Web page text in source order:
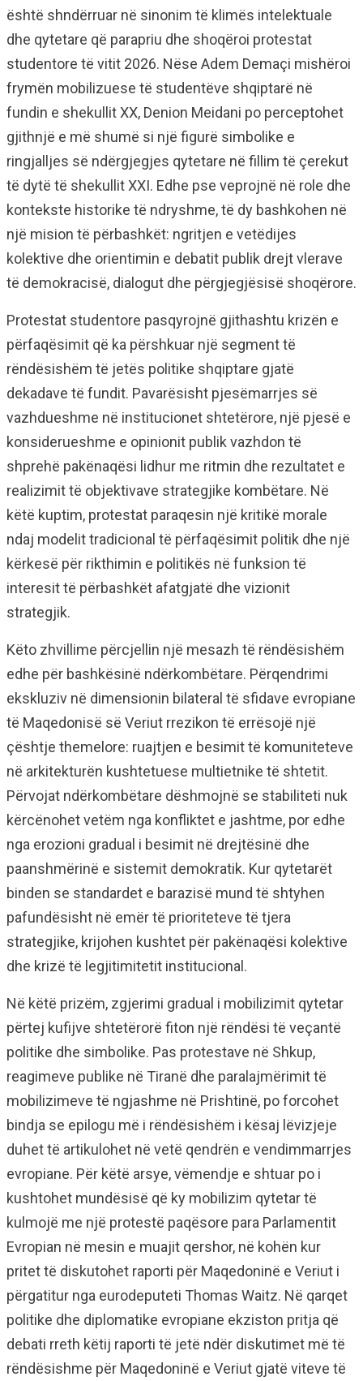
është shndërruar në sinonim të klimës intelektuale
dhe qytetare që parapriu dhe shoqëroi protestat
studentore të vitit 2026. Nëse Adem Demaçi mishëroi
frymën mobilizuese të studentëve shqiptarë në
fundin e shekullit XX, Denion Meidani po perceptohet
gjithnjë e më shumë si një figurë simbolike e
ringjalljes së ndërgjegjes qytetare në fillim të çerekut
të dytë të shekullit XXI. Edhe pse veprojnë në role dhe
kontekste historike të ndryshme, të dy bashkohen në
një mision të përbashkët: ngritjen e vetëdijes
kolektive dhe orientimin e debatit publik drejt vlerave
të demokracisë, dialogut dhe përgjegjësisë shoqërore.
Protestat studentore pasqyrojnë gjithashtu krizën e
përfaqësimit që ka përshkuar një segment të
rëndësishëm të jetës politike shqiptare gjatë
dekadave të fundit. Pavarësisht pjesëmarrjes së
vazhdueshme në institucionet shtetërore, një pjesë e
konsiderueshme e opinionit publik vazhdon të
shprehë pakënaqësi lidhur me ritmin dhe rezultatet e
realizimit të objektivave strategjike kombëtare. Në
këtë kuptim, protestat paraqesin një kritikë morale
ndaj modelit tradicional të përfaqësimit politik dhe një
kërkesë për rikthimin e politikës në funksion të
interesit të përbashkët afatgjatë dhe vizionit
strategjik.
Këto zhvillime përcjellin një mesazh të rëndësishëm
edhe për bashkësinë ndërkombëtare. Përqendrimi
ekskluziv në dimensionin bilateral të sfidave evropiane
të Maqedonisë së Veriut rrezikon të errësojë një
çështje themelore: ruajtjen e besimit të komuniteteve
në arkitekturën kushtetuese multietnike të shtetit.
Përvojat ndërkombëtare dëshmojnë se stabiliteti nuk
kërcënohet vetëm nga konfliktet e jashtme, por edhe
nga erozioni gradual i besimit në drejtësinë dhe
paanshmërinë e sistemit demokratik. Kur qytetarët
binden se standardet e barazisë mund të shtyhen
pafundësisht në emër të prioriteteve të tjera
strategjike, krijohen kushtet për pakënaqësi kolektive
dhe krizë të legjitimitetit institucional.
Në këtë prizëm, zgjerimi gradual i mobilizimit qytetar
përtej kufijve shtetërorë fiton një rëndësi të veçantë
politike dhe simbolike. Pas protestave në Shkup,
reagimeve publike në Tiranë dhe paralajmërimit të
mobilizimeve të ngjashme në Prishtinë, po forcohet
bindja se epilogu më i rëndësishëm i kësaj lëvizjeje
duhet të artikulohet në vetë qendrën e vendimmarrjes
evropiane. Për këtë arsye, vëmendje e shtuar po i
kushtohet mundësisë që ky mobilizim qytetar të
kulmojë me një protestë paqësore para Parlamentit
Evropian në mesin e muajit qershor, në kohën kur
pritet të diskutohet raporti për Maqedoninë e Veriut i
përgatitur nga eurodeputeti Thomas Waitz. Në qarqet
politike dhe diplomatike evropiane ekziston pritja që
debati rreth këtij raporti të jetë ndër diskutimet më të
rëndësishme për Maqedoninë e Veriut gjatë viteve të